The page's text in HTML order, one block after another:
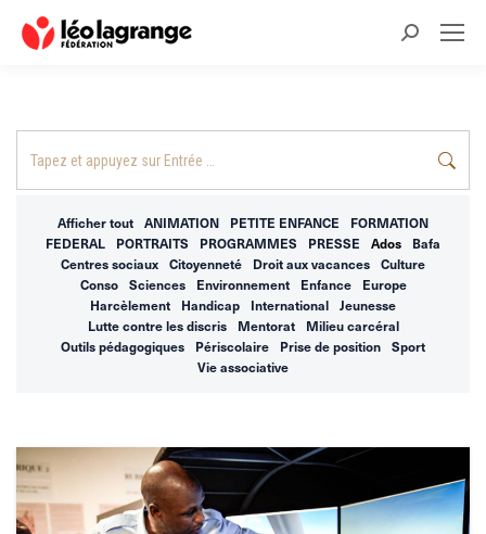
Recherche
Afficher tout ANIMATION PETITE ENFANCE
FORMATION
FEDERAL
PORTRAITS PROGRAMMES PRESSE Ados
Bafa
Centres sociaux
Citoyenneté Droit aux vacances
Culture
Conso
Sciences Environnement Enfance
Europe
Harcèlement
Handicap International
Jeunesse
Lutte contre les discris
Mentorat
Milieu carcéral
Outils pédagogiques
Périscolaire Prise de position
Sport
Vie associative